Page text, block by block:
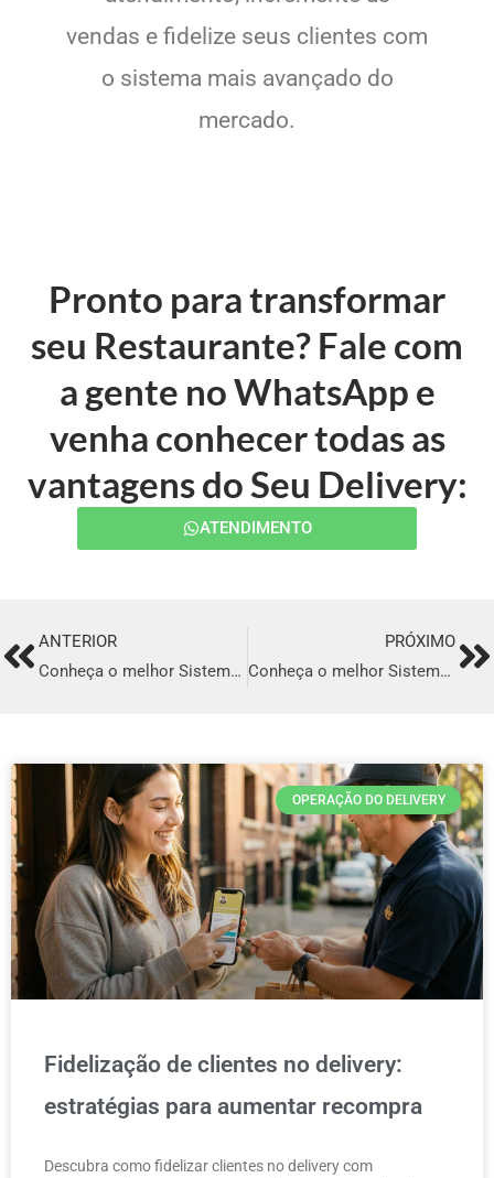
vendas e fidelize seus clientes com
o sistema mais avançado do
mercado.
Pronto para transformar
seu Restaurante? Fale com
a gente no WhatsApp e
venha conhecer todas as
vantagens do Seu Delivery:
ATENDIMENTO
PrevANTERIOR
Conheça o melhor Sistema para Delivery em Londrina
PRÓXIMO
Conheça o melhor Sistema para Delivery em Ananindeua
OPERAÇÃO DO DELIVERY
Fidelização de clientes no delivery:
estratégias para aumentar recompra
Descubra como fidelizar clientes no delivery com